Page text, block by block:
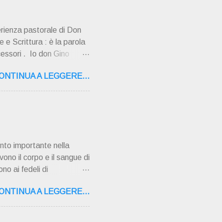
pastorale di Don
e Scrittura : è la parola
. Io don Gino
la sua "
– 37134 Verona Tel.
"secolo" fa, da giovane
". È ispira...
A LEGGERE...
importante nella
il corpo e il sangue di
ai fedeli di
gravi o mortali
azioni che vanno
perché danneggiano
A LEGGERE...